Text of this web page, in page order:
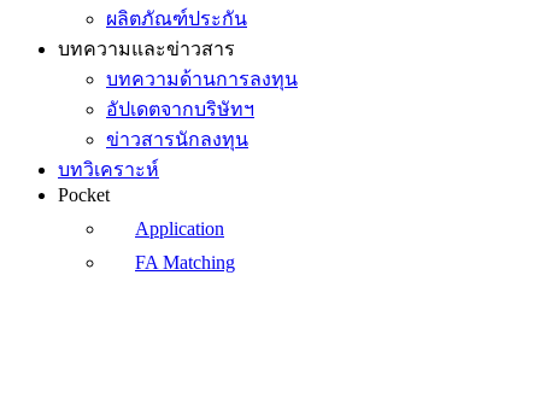
ผลิตภัณฑ์ประกัน
บทความและข่าวสาร
บทความด้านการลงทุน
อัปเดตจากบริษัทฯ
ข่าวสารนักลงทุน
บทวิเคราะห์
Pocket
Application
FA Matching